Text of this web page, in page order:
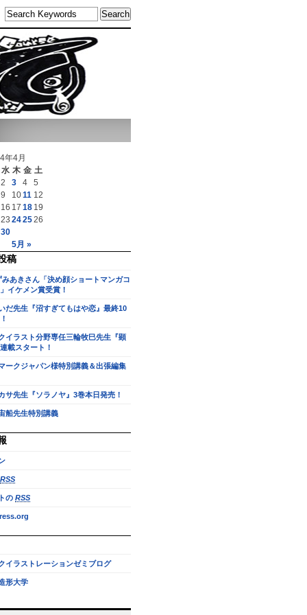
年4月
水 木 金 土
5月 »
2 3 4
5
9 1011 12
16 17 18 19
23 242526
30
稿
みあきさん「決め顔ショートマンガコ
イケメン賞受賞！
だ先生『沼すぎてもはや恋』最終10
イラスト分野専任三輪牧巳先生『顕
載スタート！
ークジャパン様特別講義＆出張編集
サ先生『ソラノヤ』3巻本日発売！
船先生特別講義
RSS
の RSS
イラストレーションゼミブログ
形大学